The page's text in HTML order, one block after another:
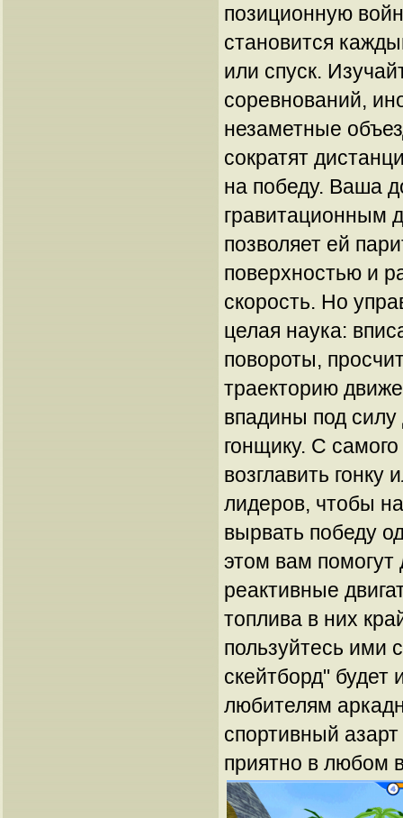
позиционную
становится
или спуск.
соревнований,
незаметные
сократят
на победу. Ваша
гравитационным
позволяет ей
поверхностью и
скорость. Но
целая наука:
повороты,
траекторию
впадины под
гонщику. С
возглавить гонку
лидеров, чтобы
вырвать победу
этом вам
реактивные
топлива в них
пользуйтесь ими
скейтборд" будет
любителям
спортивный
приятно в любом